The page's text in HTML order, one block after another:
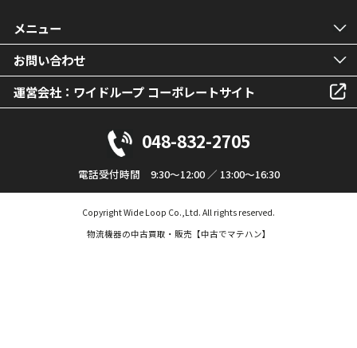
メニュー
お問い合わせ
運営会社：ワイドループ コーポレートサイト
048-832-2705
電話受付時間 9:30～12:00 ／ 13:00～16:30
Copyright Wide Loop Co.,Ltd. All rights reserved.
物流機器の中古買取・販売【中古でマテハン】